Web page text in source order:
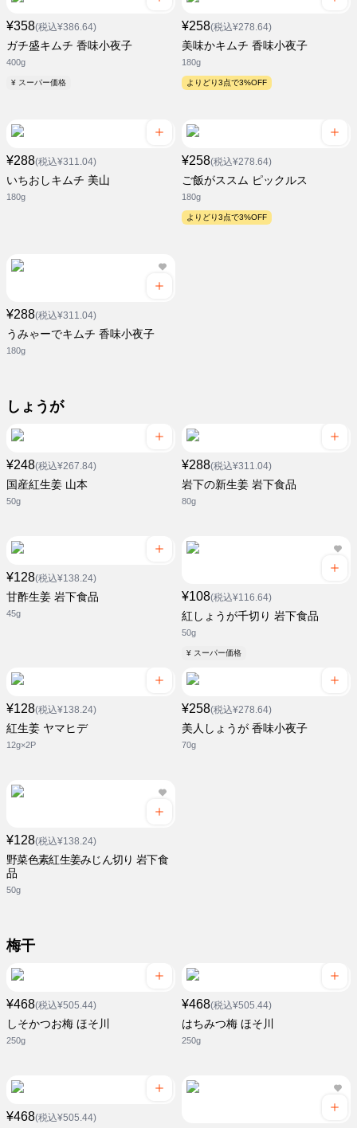
¥358(税込¥386.64)
ガチ盛キムチ 香味小夜子
400g
¥ スーパー価格
¥258(税込¥278.64)
美味かキムチ 香味小夜子
180g
よりどり3点で3%OFF
¥288(税込¥311.04)
いちおしキムチ 美山
180g
¥258(税込¥278.64)
ご飯がススム ピックルス
180g
よりどり3点で3%OFF
¥288(税込¥311.04)
うみゃーでキムチ 香味小夜子
180g
しょうが
¥248(税込¥267.84)
国産紅生姜 山本
50g
¥288(税込¥311.04)
岩下の新生姜 岩下食品
80g
¥128(税込¥138.24)
甘酢生姜 岩下食品
45g
¥108(税込¥116.64)
紅しょうが千切り 岩下食品
50g
¥ スーパー価格
¥128(税込¥138.24)
紅生姜 ヤマヒデ
12g×2P
¥258(税込¥278.64)
美人しょうが 香味小夜子
70g
¥128(税込¥138.24)
野菜色素紅生姜みじん切り 岩下食
品
50g
梅干
¥468(税込¥505.44)
しそかつお梅 ほそ川
250g
¥468(税込¥505.44)
はちみつ梅 ほそ川
250g
¥468(税込¥505.44)